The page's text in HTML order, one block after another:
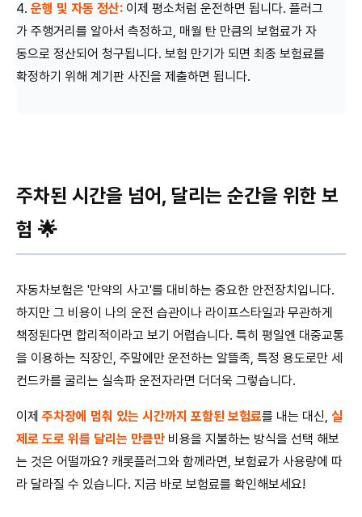
운행 및 자동 정산: 이제 평소처럼 운전하면 됩니다. 플러그
가 주행거리를 알아서 측정하고, 매월 탄 만큼의 보험료가 자
동으로 정산되어 청구됩니다. 보험 만기가 되면 최종 보험료를
확정하기 위해 계기판 사진을 제출하면 됩니다.
주차된 시간을 넘어, 달리는 순간을 위한 보
험 🌟
자동차보험은 '만약의 사고'를 대비하는 중요한 안전장치입니다.
하지만 그 비용이 나의 운전 습관이나 라이프스타일과 무관하게
책정된다면 합리적이라고 보기 어렵습니다. 특히 평일엔 대중교통
을 이용하는 직장인, 주말에만 운전하는 알뜰족, 특정 용도로만 세
컨드카를 굴리는 실속파 운전자라면 더더욱 그렇습니다.
이제 주차장에 멈춰 있는 시간까지 포함된 보험료를 내는 대신, 실
제로 도로 위를 달리는 만큼만 비용을 지불하는 방식을 선택 해보
는 것은 어떨까요? 캐롯플러그와 함께라면, 보험료가 사용량에 따
라 달라질 수 있습니다. 지금 바로 보험료를 확인해보세요!